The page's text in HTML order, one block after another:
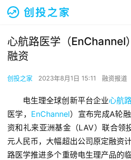
心航路医学（EnChannel
融资
创投之家 2023年8月1日 15:11 融资报道
电生理全球创新平台企业心航
医学， EnChannel）宣布完成A轮
资和礼来亚洲基金（LAV）联合领
元人民币，大幅超出公司原定融资
路医学推进多个重磅电生理产品的